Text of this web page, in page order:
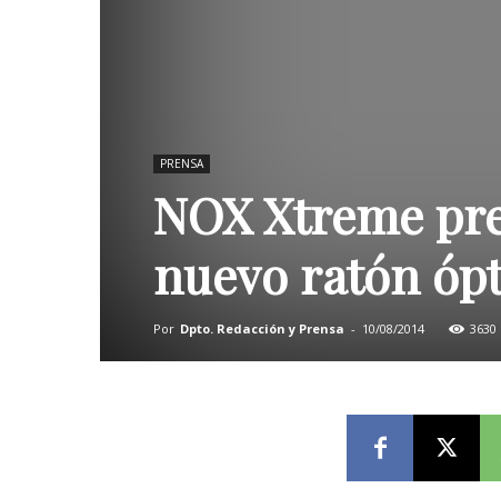
PRENSA
NOX Xtreme
nuevo ratón
Por Dpto. Redacción y Prensa - 10/08/2014 3630